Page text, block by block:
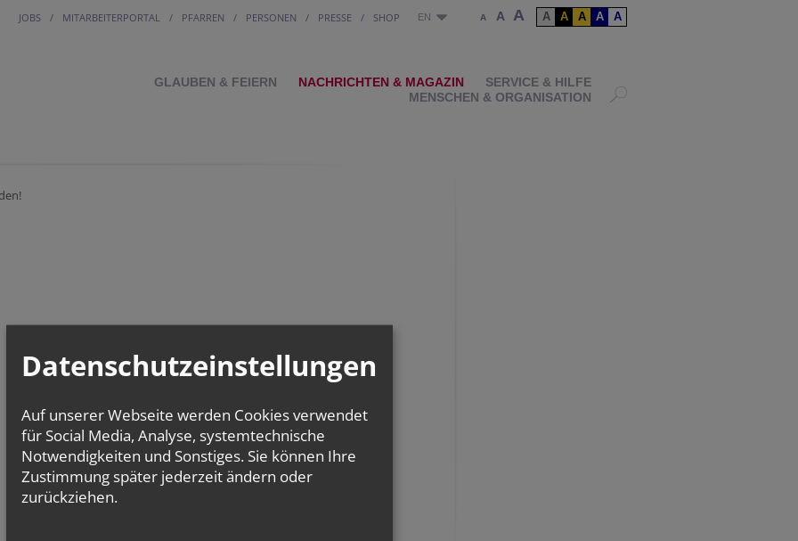
JOBS MITARBEITERPORTAL PFARREN PERSONEN PRESSE SHOP EN A A A A A A A A
GLAUBEN & FEIERN NACHRICHTEN & MAGAZIN
SERVICE & HILFE
MENSCHEN & ORGANISATION
Datenschutzeinstellungen
Auf unserer Webseite werden Cookies verwendet
für Social Media, Analyse, systemtechnische
Notwendigkeiten und Sonstiges. Sie können Ihre
Zustimmung später jederzeit ändern oder
zurückziehen.